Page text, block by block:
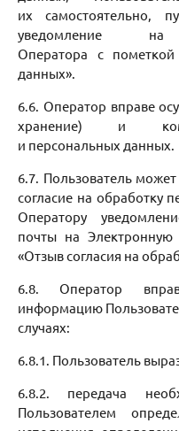
их самостоятельно,
уведомление
Оператора с пометкой
данных».
6.6. Оператор вправе
хранение) и
и персональных данных.
6.7. Пользователь
согласие на обработку
Оператору
почты на
«Отзыв согласия на
6.8. Оператор
информацию
случаях:
6.8.1. Пользователь
6.8.2. передача
Пользователем